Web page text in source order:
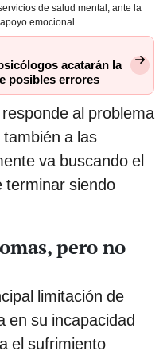
de salud mental, ante la
emocional.
acatarán la
posibles errores
al problema
a las
va buscando el
terminar siendo
pero no
limitación de
en su incapacidad
el sufrimiento